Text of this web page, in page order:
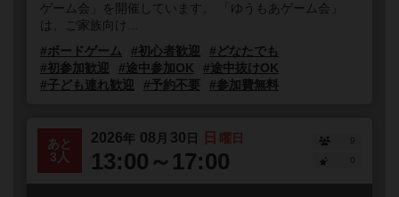
ゲーム会」を開催しています。 「ゆうもあゲーム会」
は、ご家族向け...
#ボードゲーム
#初心者歓迎
#どなたでも
#初参加歓迎
#途中参加OK
#途中抜けOK
#子ども連れ歓迎
#予約不要 #参加費無料
あと
3人
2026年 08 月 30 日 日 曜日
13:00～17:00
9